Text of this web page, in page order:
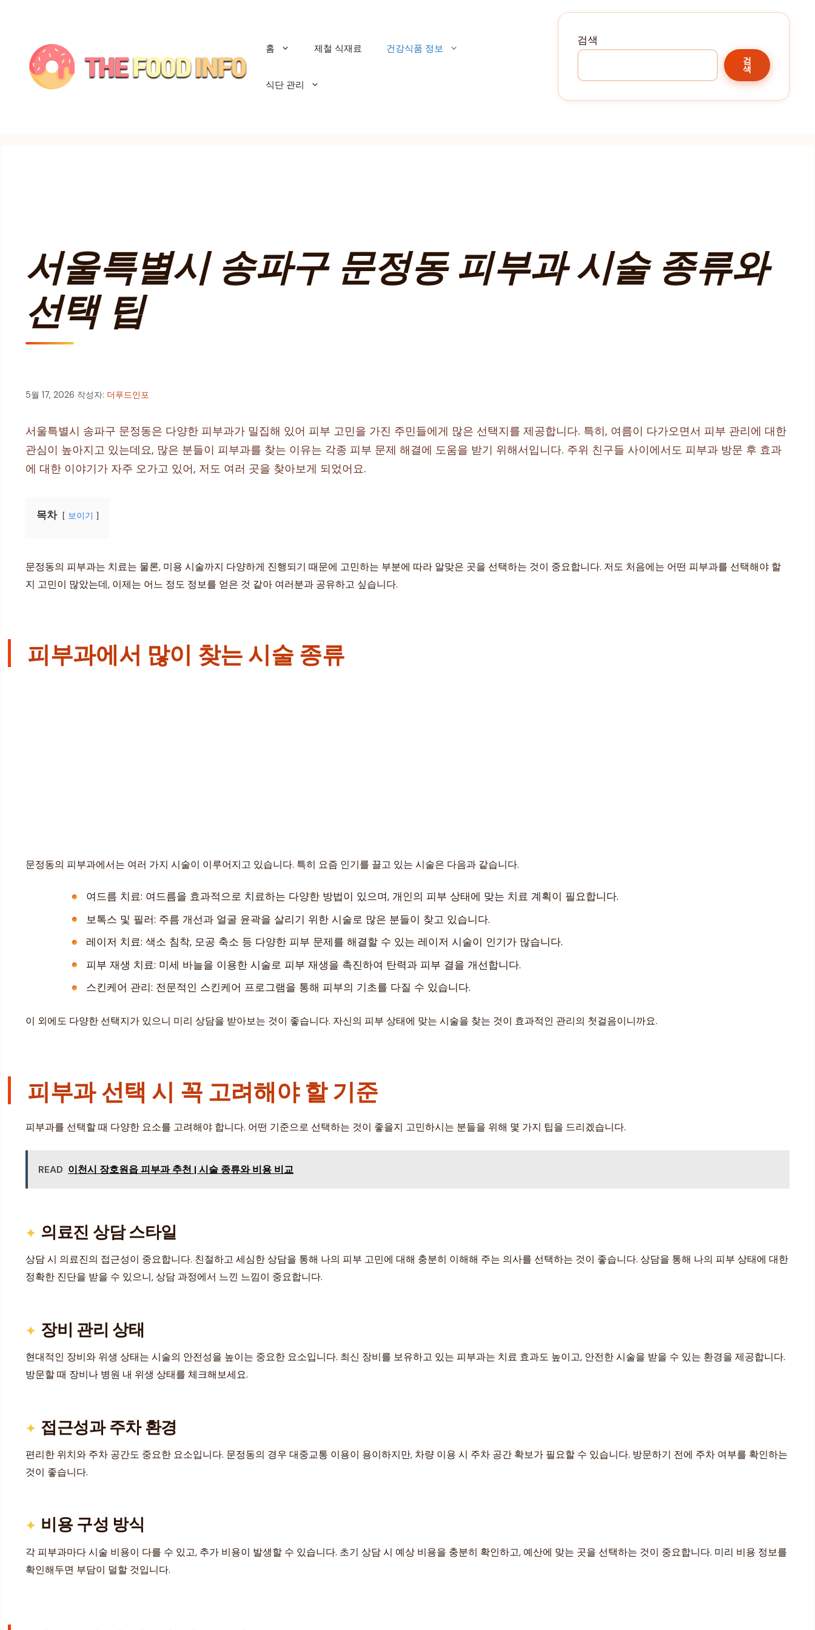
홈 제철 식재료 건강식품 정보
식단 관리
검색
검
색
서울특별시 송파구 문정동 피부과 시술 종류와
선택 팁
5월 17, 2026 작성자: 더푸드인포
서울특별시 송파구 문정동은 다양한 피부과가 밀집해 있어 피부 고민을 가진 주민들에게 많은 선택지를 제공합니다. 특히, 여름이 다가오면서 피부 관리에 대한
관심이 높아지고 있는데요, 많은 분들이 피부과를 찾는 이유는 각종 피부 문제 해결에 도움을 받기 위해서입니다. 주위 친구들 사이에서도 피부과 방문 후 효과
에 대한 이야기가 자주 오가고 있어, 저도 여러 곳을 찾아보게 되었어요.
목차 보이기
문정동의 피부과는 치료는 물론, 미용 시술까지 다양하게 진행되기 때문에 고민하는 부분에 따라 알맞은 곳을 선택하는 것이 중요합니다. 저도 처음에는 어떤 피부과를 선택해야 할
지 고민이 많았는데, 이제는 어느 정도 정보를 얻은 것 같아 여러분과 공유하고 싶습니다.
피부과에서 많이 찾는 시술 종류
문정동의 피부과에서는 여러 가지 시술이 이루어지고 있습니다. 특히 요즘 인기를 끌고 있는 시술은 다음과 같습니다.
여드름 치료: 여드름을 효과적으로 치료하는 다양한 방법이 있으며, 개인의 피부 상태에 맞는 치료 계획이 필요합니다.
보톡스 및 필러: 주름 개선과 얼굴 윤곽을 살리기 위한 시술로 많은 분들이 찾고 있습니다.
레이저 치료: 색소 침착, 모공 축소 등 다양한 피부 문제를 해결할 수 있는 레이저 시술이 인기가 많습니다.
피부 재생 치료: 미세 바늘을 이용한 시술로 피부 재생을 촉진하여 탄력과 피부 결을 개선합니다.
스킨케어 관리: 전문적인 스킨케어 프로그램을 통해 피부의 기초를 다질 수 있습니다.
이 외에도 다양한 선택지가 있으니 미리 상담을 받아보는 것이 좋습니다. 자신의 피부 상태에 맞는 시술을 찾는 것이 효과적인 관리의 첫걸음이니까요.
피부과 선택 시 꼭 고려해야 할 기준
피부과를 선택할 때 다양한 요소를 고려해야 합니다. 어떤 기준으로 선택하는 것이 좋을지 고민하시는 분들을 위해 몇 가지 팁을 드리겠습니다.
READ 이천시 장호원읍 피부과 추천 | 시술 종류와 비용 비교
의료진 상담 스타일
상담 시 의료진의 접근성이 중요합니다. 친절하고 세심한 상담을 통해 나의 피부 고민에 대해 충분히 이해해 주는 의사를 선택하는 것이 좋습니다. 상담을 통해 나의 피부 상태에 대한
정확한 진단을 받을 수 있으니, 상담 과정에서 느낀 느낌이 중요합니다.
장비 관리 상태
현대적인 장비와 위생 상태는 시술의 안전성을 높이는 중요한 요소입니다. 최신 장비를 보유하고 있는 피부과는 치료 효과도 높이고, 안전한 시술을 받을 수 있는 환경을 제공합니다.
방문할 때 장비나 병원 내 위생 상태를 체크해보세요.
접근성과 주차 환경
편리한 위치와 주차 공간도 중요한 요소입니다. 문정동의 경우 대중교통 이용이 용이하지만, 차량 이용 시 주차 공간 확보가 필요할 수 있습니다. 방문하기 전에 주차 여부를 확인하는
것이 좋습니다.
비용 구성 방식
각 피부과마다 시술 비용이 다를 수 있고, 추가 비용이 발생할 수 있습니다. 초기 상담 시 예상 비용을 충분히 확인하고, 예산에 맞는 곳을 선택하는 것이 중요합니다. 미리 비용 정보를
확인해두면 부담이 덜할 것입니다.